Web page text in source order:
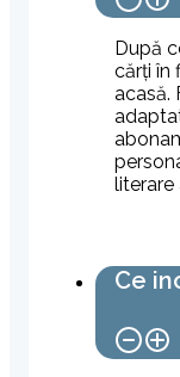
După
cărți în
acasă.
literare
Ce